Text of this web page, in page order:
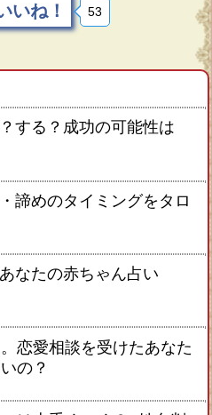
いね！ 53
する？成功の可能性は
諦めのタイミングをタロ
なたの赤ちゃん占い
恋愛相談を受けたあなた
の？